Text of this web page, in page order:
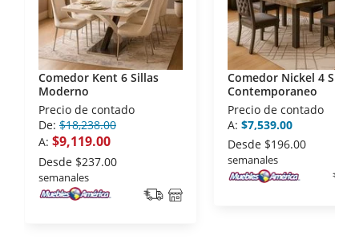
Comedor Kent 6 Sillas
Moderno
Precio de contado
De: $18,238.00
A: $9,119.00
Desde $237.00
semanales
Comedor Nickel 4 Sillas
Contemporaneo
Precio de contado
A: $7,539.00
Desde $196.00
semanales